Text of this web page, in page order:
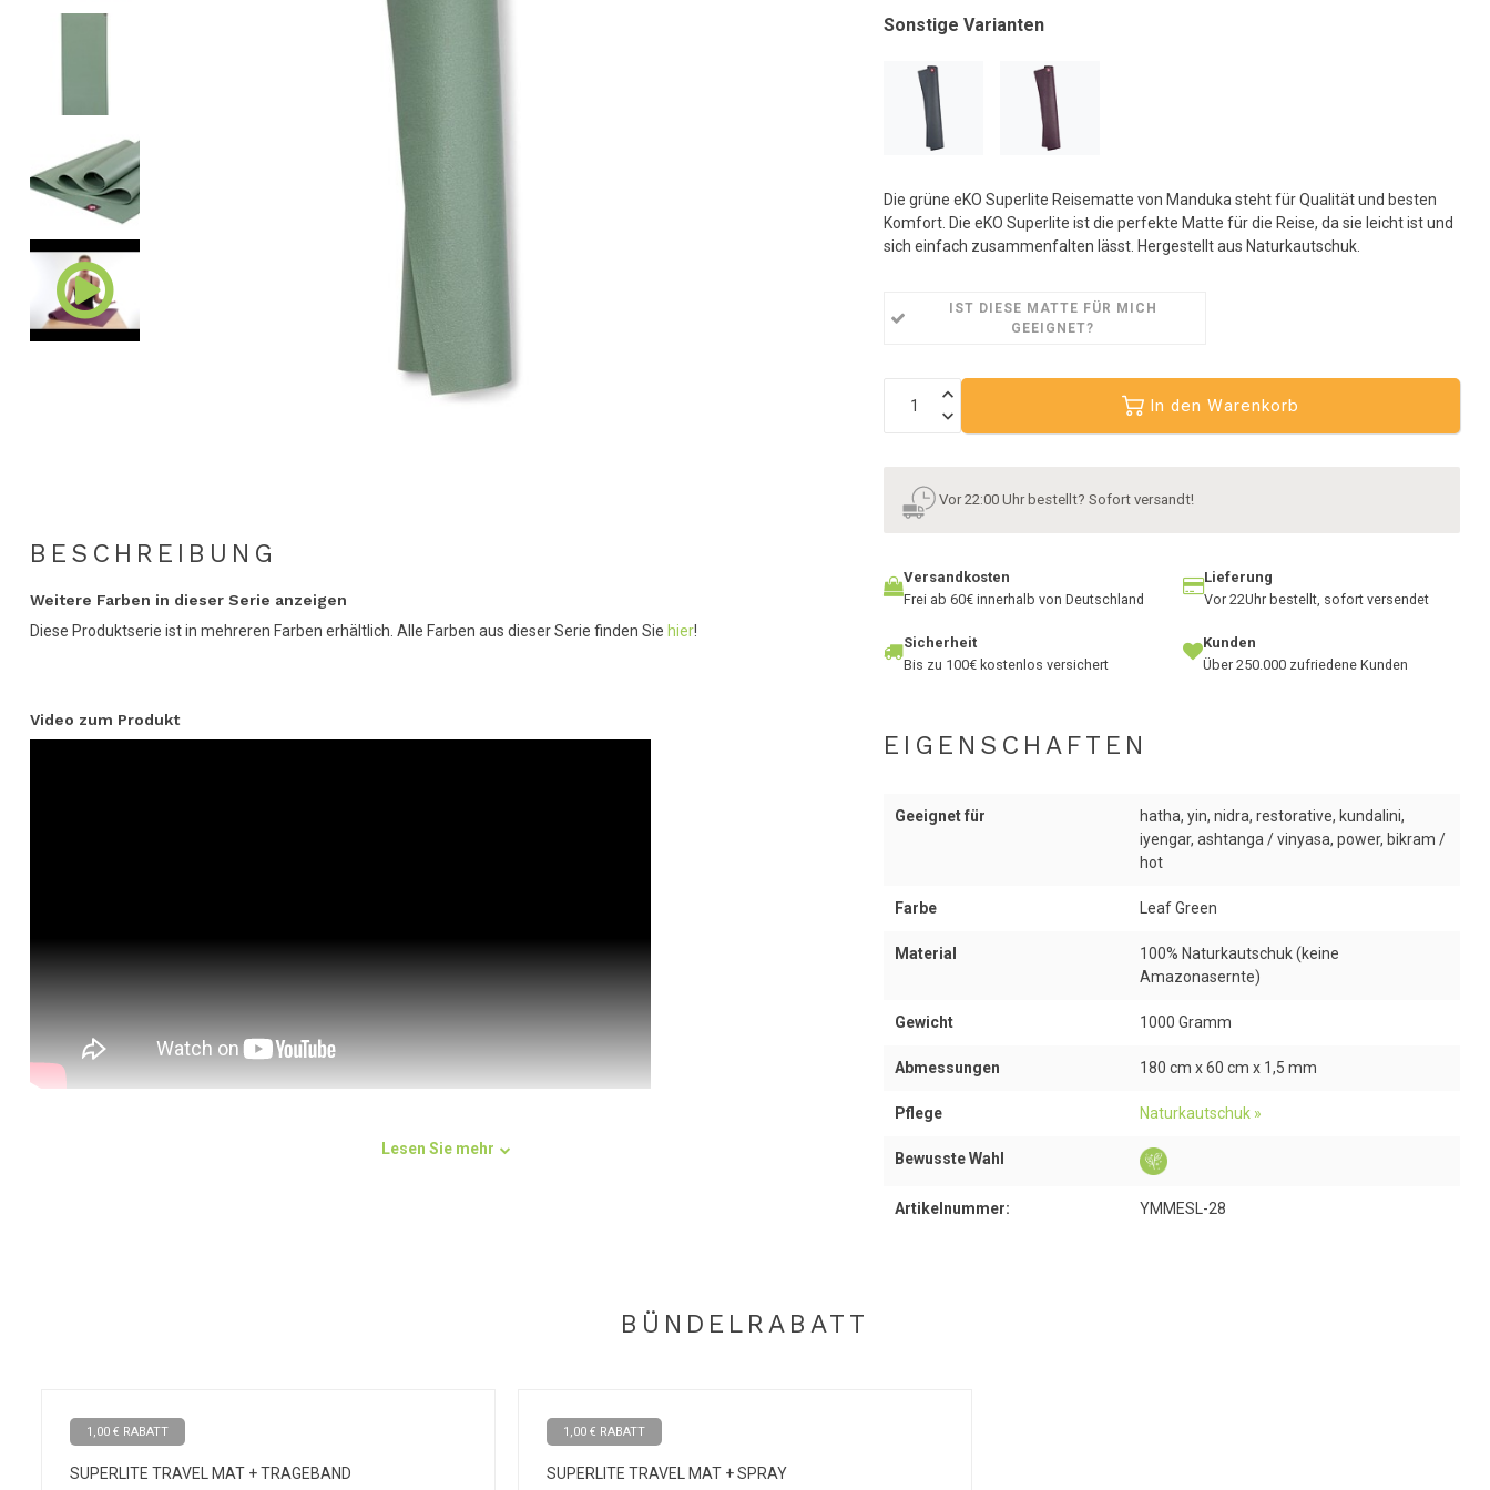
ausgewählten
gelangen.
Benutzer
Touchgeräten
Touch-
und
Streichgesten
BESCHREIBUNG
Weitere Farben in dieser Serie anzeigen
Diese Produktserie ist in mehreren Farben erhältlich. Alle Farben aus dieser Serie finden Sie hier!
Video zum Produkt
Rissen und Dehnungen schützt. Die Matte verrutscht nicht, sondern bietet dank der speziellen
Performance, auch wenn Sie unterwegs sind!
Lesen Sie mehr
Sonstige Varianten
Die grüne eKO Superlite Reisematte von Manduka steht für Qualität und besten
Komfort. Die eKO Superlite ist die perfekte Matte für die Reise, da sie leicht ist und
sich einfach zusammenfalten lässt. Hergestellt aus Naturkautschuk.
IST DIESE MATTE FÜR MICH
GEEIGNET?
In den Warenkorb
Vor 22:00 Uhr bestellt? Sofort versandt!
Versandkosten
Frei ab 60€ innerhalb von Deutschland
Lieferung
Vor 22Uhr bestellt, sofort versendet
Sicherheit
Bis zu 100€ kostenlos versichert
Kunden
Über 250.000 zufriedene Kunden
EIGENSCHAFTEN
Geeignet für
hatha, yin, nidra, restorative, kundalini,
iyengar, ashtanga / vinyasa, power, bikram /
hot
Farbe Leaf Green
Material
100% Naturkautschuk (keine
Amazonasernte)
Gewicht 1000 Gramm
Abmessungen 180 cm x 60 cm x 1,5 mm
Pflege Naturkautschuk »
Bewusste Wahl
Artikelnummer: YMMESL-28
BÜNDELRABATT
1,00 € RABATT
SUPERLITE TRAVEL MAT + TRAGEBAND
1,00 € RABATT
SUPERLITE TRAVEL MAT + SPRAY